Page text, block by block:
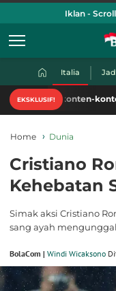
Iklan -
Italia
EKSKLUSIF!
konten Piala
Home Dunia
Cristiano
Kehebatan
Simak aksi Cristiano
sang ayah
BolaCom | Windi Wicaksono